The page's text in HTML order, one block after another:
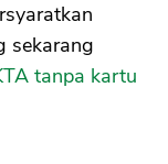
sekarang
tanpa kartu